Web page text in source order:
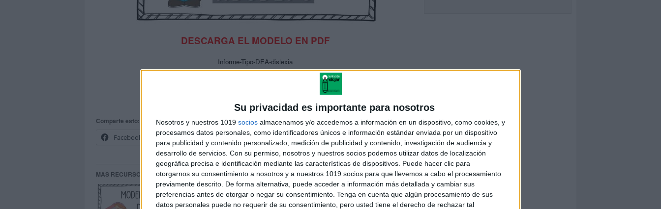
Su privacidad es importante para nosotros
Nosotros y nuestros 1019 socios almacenamos y/o accedemos a información en un dispositivo, como cookies, y
procesamos datos personales, como identificadores únicos e información estándar enviada por un dispositivo
para publicidad y contenido personalizado, medición de publicidad y contenido, investigación de audiencia y
desarrollo de servicios. Con su permiso, nosotros y nuestros socios podemos utilizar datos de localización
geográfica precisa e identificación mediante las características de dispositivos. Puede hacer clic para
otorgarnos su consentimiento a nosotros y a nuestros 1019 socios para que llevemos a cabo el procesamiento
previamente descrito. De forma alternativa, puede acceder a información más detallada y cambiar sus
preferencias antes de otorgar o negar su consentimiento. Tenga en cuenta que algún procesamiento de sus
datos personales puede no requerir de su consentimiento, pero usted tiene el derecho de rechazar tal
DESCARGA EL MODELO EN PDF
Informe-Tipo-DEA-dislexia
Comparte esto:
Facebook
X
MAS RECURSOS SOBRE ESTE TEMA
MODELO DE INFORME dislexia O Dificultad específica en el
aprendizaje de la lectura